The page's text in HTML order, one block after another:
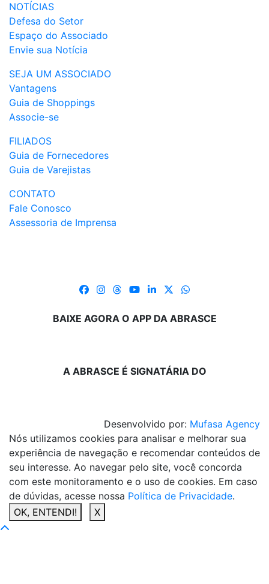
NOTÍCIAS
Defesa do Setor
Espaço do Associado
Envie sua Notícia
SEJA UM ASSOCIADO
Vantagens
Guia de Shoppings
Associe-se
FILIADOS
Guia de Fornecedores
Guia de Varejistas
CONTATO
Fale Conosco
Assessoria de Imprensa
BAIXE AGORA O APP DA ABRASCE
A ABRASCE É SIGNATÁRIA DO
Desenvolvido por: Mufasa Agency
Nós utilizamos cookies para analisar e melhorar sua
experiência de navegação e recomendar conteúdos de
seu interesse. Ao navegar pelo site, você concorda
com este monitoramento e o uso de cookies. Em caso
de dúvidas, acesse nossa Política de Privacidade.
OK, ENTENDI!
X